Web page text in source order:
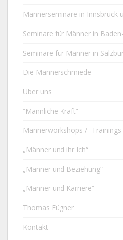
Männerseminare in Innsbruck
Seminare für Männer in
Seminare für Männer in
Die Männerschmiede
Über uns
“Männliche Kraft”
Männerworkshops / -Trainings
„Männer und ihr Ich“
„Männer und Beziehung“
„Männer und Karriere“
Thomas Fügner
Kontakt